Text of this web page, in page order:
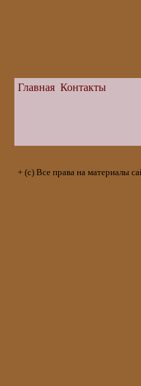
Главная Контакты
+ (с) Все права на материалы